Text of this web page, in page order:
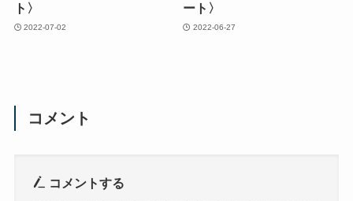
ト〉
2022-07-02
ート〉
2022-06-27
コメント
コメントする